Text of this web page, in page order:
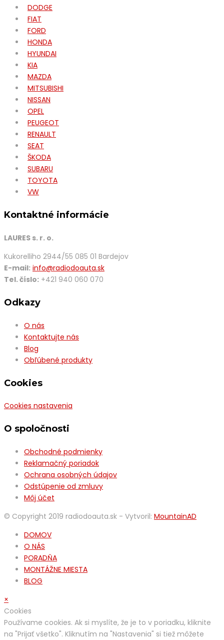
DODGE
FIAT
FORD
HONDA
HYUNDAI
KIA
MAZDA
MITSUBISHI
NISSAN
OPEL
PEUGEOT
RENAULT
SEAT
ŠKODA
SUBARU
TOYOTA
VW
Kontaktné informácie
LAURES s. r. o.
Kukorelliho 2944/55 085 01 Bardejov
E-mail: info@radiodoauta.sk
Tel. číslo: +421 940 060 070
Odkazy
O nás
Kontaktujte nás
Blog
Obľúbené produkty
Cookies
Cookies nastavenia
O spoločnosti
Obchodné podmienky
Reklamačný poriadok
Ochrana osobných údajov
Odstúpenie od zmluvy
Môj účet
© Copyright 2019 radiodoauta.sk - Vytvoril: MountainAD
DOMOV
O NÁS
PORADŇA
MONTÁŽNE MIESTA
BLOG
×
Cookies
Používame cookies. Ak si myslíte, že je to v poriadku, kliknite
na "Prijať všetko". Kliknutím na "Nastavenia" si tiež môžete